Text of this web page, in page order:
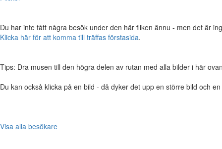
Du har inte fått några besök under den här fliken ännu - men det är
Klicka här för att komma till träffas förstasida.
Tips: Dra musen till den högra delen av rutan med alla bilder i här
Du kan också klicka på en bild - då dyker det upp en större bild och
Visa alla besökare